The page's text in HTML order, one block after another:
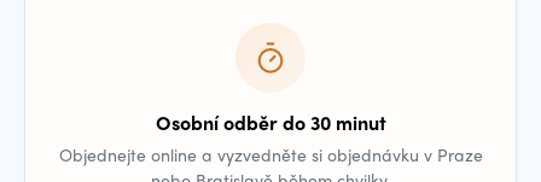
Osobní odběr do 30 minut
Objednejte online a vyzvedněte si objednávku v Praze